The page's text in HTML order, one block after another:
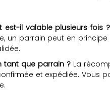
est-il valable plusieurs fois ?
un parrain peut en
tant que parrain ?La
et expédiée. Vous